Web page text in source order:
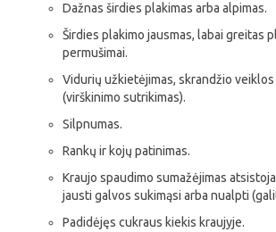
Dažnas širdies plakimas arba alpimas.
Širdies plakimo jausmas, labai greitas
permušimai.
Vidurių užkietėjimas, skrandžio
(virškinimo sutrikimas).
Silpnumas.
Rankų ir kojų patinimas.
Kraujo spaudimo sumažėjimas
jausti galvos sukimąsi arba nualpti
Padidėjęs cukraus kiekis kraujyje.